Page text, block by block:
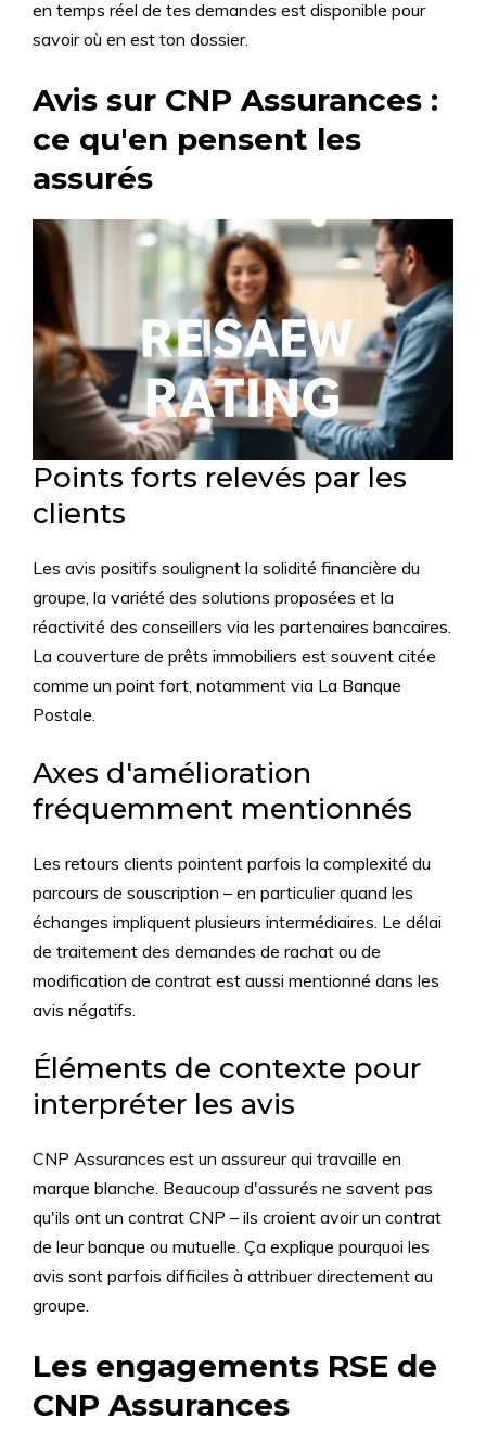
en temps réel de tes demandes est disponible pour
savoir où en est ton dossier.
Avis sur CNP Assurances :
ce qu'en pensent les
assurés
Points forts relevés par les
clients
Les avis positifs soulignent la solidité financière du
groupe, la variété des solutions proposées et la
réactivité des conseillers via les partenaires bancaires.
La couverture de prêts immobiliers est souvent citée
comme un point fort, notamment via La Banque
Postale.
Axes d'amélioration
fréquemment mentionnés
Les retours clients pointent parfois la complexité du
parcours de souscription – en particulier quand les
échanges impliquent plusieurs intermédiaires. Le délai
de traitement des demandes de rachat ou de
modification de contrat est aussi mentionné dans les
avis négatifs.
Éléments de contexte pour
interpréter les avis
CNP Assurances est un assureur qui travaille en
marque blanche. Beaucoup d'assurés ne savent pas
qu'ils ont un contrat CNP – ils croient avoir un contrat
de leur banque ou mutuelle. Ça explique pourquoi les
avis sont parfois difficiles à attribuer directement au
groupe.
Les engagements RSE de
CNP Assurances